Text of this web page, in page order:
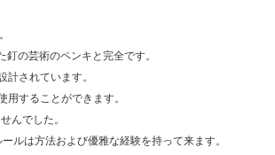
の芸術のペンキと完全です。
されています。
することができます。
んでした。
ルは方法および優雅な経験を持って来ます。